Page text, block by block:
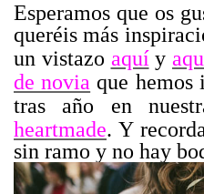
Esperamos que os
queréis más
un vistazo aquíy
de novia que hemos
tras año en
heartmade. Y
sin ramo y no hay